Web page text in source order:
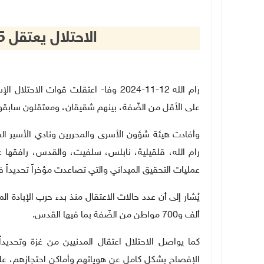
الاحتلال يعتقل 15 مواطنا من الضفة
على الأقل من الضّفة، بينهم شقيقان، ومعتقلون
وأفادت هيئة شؤون الأسرى والمحررين ونادي الأسير
رام الله، قلقيلية، نابلس، سلفيت، والقدس،
عمليات التحقيق الميداني والتي تصاعدت مؤخراً
ألف و700 مواطن من الضّفة بما فيها القدس
.
كما يواصل الاحتلال اعتقال المدنيين من غزة
الإفصاح بشكل كامل عن هوياتهم وأماكن احتجازهم،